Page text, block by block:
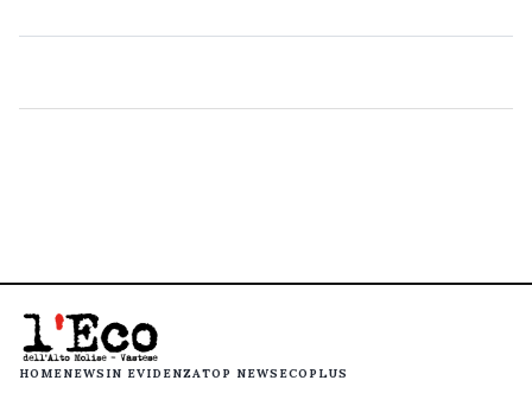
HOMENEWS IN EVIDENZATOP NEWS ECOPLUS